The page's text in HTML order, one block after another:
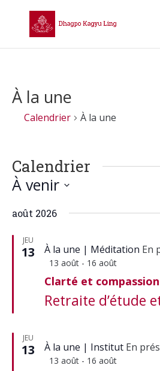
À la une
Calendrier À la une
Calendrier
À venir
une
date.
août 2026
JEU
13 À la une Méditation En
Mis
avant
13 août- 16 août
Clarté et compassion
Retraite d’étude
JEU
13 À la une Institut En
Mis
13 août- 16 août